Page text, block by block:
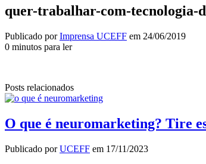
quer-trabalhar-com-tecnologia-
Publicado porImprensa UCEFF em 24/06/2019
0 minutos para ler
Posts relacionados
O que é neuromarketing? Tire
Publicado porUCEFF em 17/11/2023